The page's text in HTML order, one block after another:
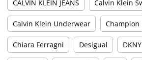
CALVIN KLEIN JEANS Calvin Klein
Calvin Klein Underwear Champion
Chiara Ferragni Desigual DKNY